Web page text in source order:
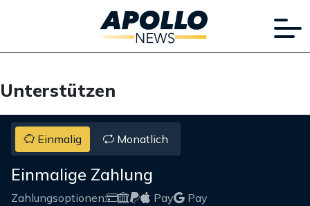
Unterstützen
Einmalig Monatlich
Einmalige Zahlung
Zahlungsoptionen: Pay
Pay